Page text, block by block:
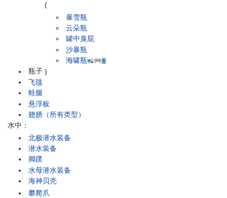
瓶子
(
暴雪瓶
云朵瓶
罐中臭屁
沙暴瓶
海啸瓶
)
飞毯
蛙腿
悬浮板
翅膀（所有类型）
水中：
北极潜水装备
潜水装备
脚蹼
水母潜水装备
海神贝壳
攀爬爪